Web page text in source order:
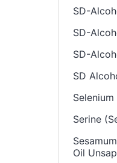
SD-
SD-
SD-
SD
Serine
Oil